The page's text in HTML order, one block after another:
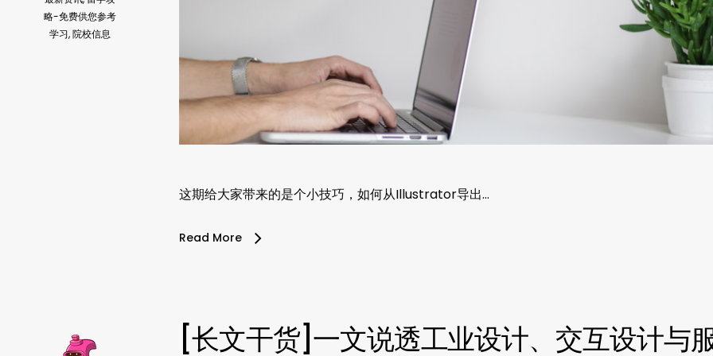
略-免费供您参考
学习,院校信息
这期给大家带来的是个小技巧，如何从Illustrator导出…
Read More
[长文干货]一文说透工业设计、交互设计与